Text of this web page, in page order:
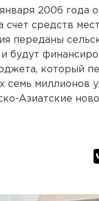
2006 года
счет средств
переданы
будут
который
семь миллионов
Азиатские